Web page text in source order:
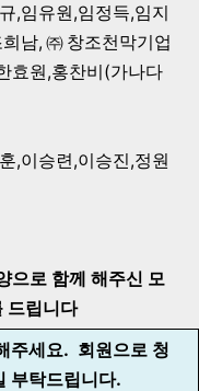
,임유원,임정득,임지
남,㈜창조천막기업
효원,홍찬비(가나다
,이승련,이승진,정원
으로 함께 해주신 모
드립니다
주세요. 회원으로 청
부탁드립니다.